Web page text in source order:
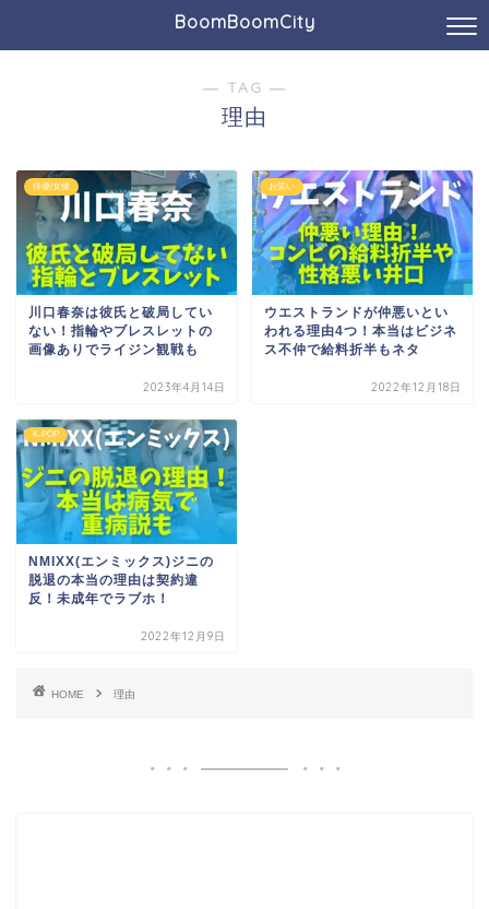
BoomBoomCity
― TAG ―
理由
俳優/女優
川口春奈は彼氏と破局してい
ない！指輪やブレスレットの
画像ありでライジン観戦も
2023年4月14日
お笑い
ウエストランドが仲悪いとい
われる理由4つ！本当はビジネ
ス不仲で給料折半もネタ
2022年12月18日
K-POP
NMIXX(エンミックス)ジニの
脱退の本当の理由は契約違
反！未成年でラブホ！
2022年12月9日
HOME 理由